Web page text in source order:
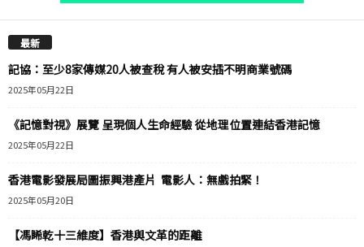
最新
記協：至少8家傳媒20人被查稅 有人被安插不明商業號碼
2025年05月22日
《記憶對視》展覽 呈現個人生命經驗 從地理位置連結香港記憶
2025年05月22日
香港電影發展局圖振興港產片 電影人：無戲拍緊！
2025年05月20日
【馮睎乾十三維度】香港與文革的距離